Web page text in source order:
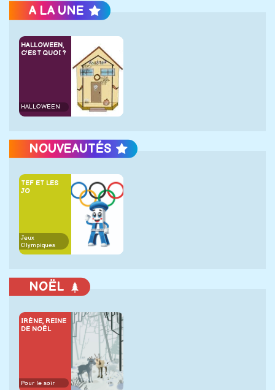
A LA UNE
HALLOWEEN,
C'EST QUOI ?
HALLOWEEN
NOUVEAUTÉS
TEF ET LES
JO
Jeux
Olympiques
NOËL
IRÈNE, REINE
DE NOËL
Pour le soir